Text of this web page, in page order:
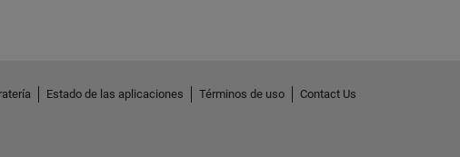
Estado de las aplicaciones Términos de uso
Contact Us